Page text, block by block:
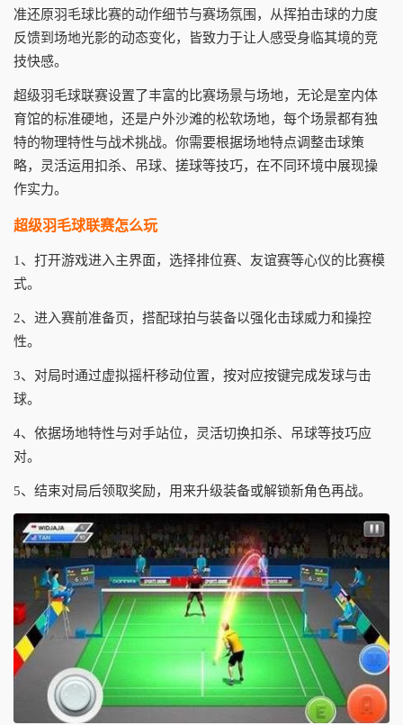
准还原羽毛球比赛的动作细节与赛场氛围，从挥拍击球的力度
反馈到场地光影的动态变化，皆致力于让人感受身临其境的竞
技快感。
超级羽毛球联赛设置了丰富的比赛场景与场地，无论是室内体
育馆的标准硬地，还是户外沙滩的松软场地，每个场景都有独
特的物理特性与战术挑战。你需要根据场地特点调整击球策
略，灵活运用扣杀、吊球、搓球等技巧，在不同环境中展现操
作实力。
超级羽毛球联赛怎么玩
1、打开游戏进入主界面，选择排位赛、友谊赛等心仪的比赛模
式。
2、进入赛前准备页，搭配球拍与装备以强化击球威力和操控
性。
3、对局时通过虚拟摇杆移动位置，按对应按键完成发球与击
球。
4、依据场地特性与对手站位，灵活切换扣杀、吊球等技巧应
对。
5、结束对局后领取奖励，用来升级装备或解锁新角色再战。